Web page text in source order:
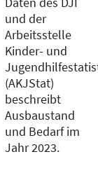
und der
Arbeitsstelle
Kinder- und
(AKJStat)
beschreibt
Ausbaustand
und Bedarf im
Jahr 2023.